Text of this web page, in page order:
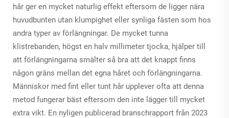
hår ger en mycket naturlig effekt eftersom de ligger nära
huvudbunten utan klumpighet eller synliga fästen som hos
andra typer av förlängningar. De mycket tunna
klistrebanden, högst en halv millimeter tjocka, hjälper till
att förlängningarna smälter så bra att det knappt finns
någon gräns mellan det egna håret och förlängningarna.
Människor med fint eller tunt hår upplever ofta att denna
metod fungerar bäst eftersom den inte lägger till mycket
extra vikt. En nyligen publicerad branschrapport från 2023